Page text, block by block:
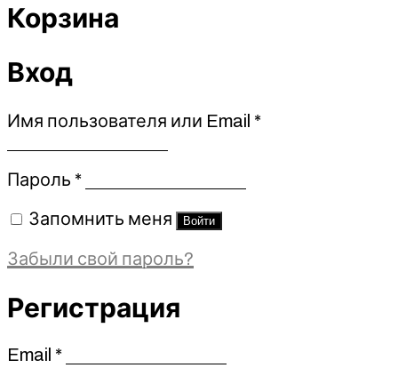
Корзина
Вход
Имя пользователя или Email *Обязательно
Пароль *Обязательно
Запомнить меня Войти
Забыли свой пароль?
Регистрация
Email *Обязательно